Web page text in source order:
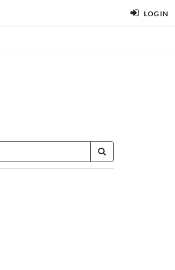
LOG IN